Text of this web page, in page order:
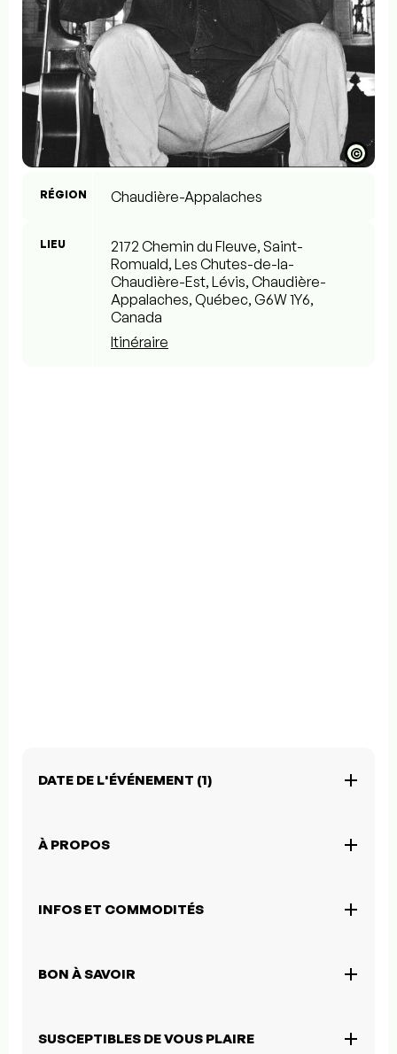
©
RÉGION Chaudière-Appalaches
LIEU
2172 Chemin du Fleuve, Saint-
Romuald, Les Chutes-de-la-
Chaudière-Est, Lévis, Chaudière-
Appalaches, Québec, G6W 1Y6,
Canada
Itinéraire
DATE DE L'ÉVÉNEMENT (1)
À PROPOS
INFOS ET COMMODITÉS
BON À SAVOIR
SUSCEPTIBLES DE VOUS PLAIRE